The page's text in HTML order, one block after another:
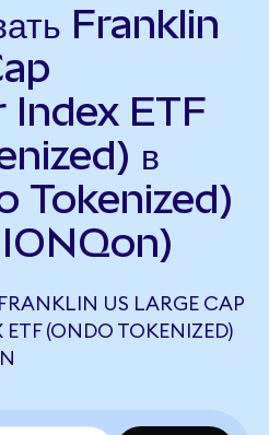
Franklin
ETF
в
Tokenized)
US LARGE CAP
(ONDO TOKENIZED)